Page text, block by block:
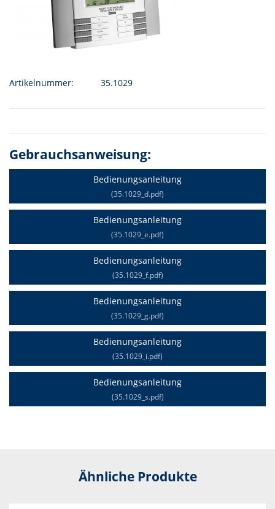
Artikelnummer: 35.1029
Gebrauchsanweisung:
Bedienungsanleitung
(35.1029_d.pdf)
Bedienungsanleitung
(35.1029_e.pdf)
Bedienungsanleitung
(35.1029_f.pdf)
Bedienungsanleitung
(35.1029_g.pdf)
Bedienungsanleitung
(35.1029_i.pdf)
Bedienungsanleitung
(35.1029_s.pdf)
Ähnliche Produkte